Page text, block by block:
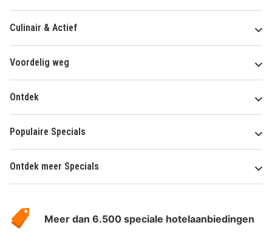
Culinair & Actief
Voordelig weg
Ontdek
Populaire Specials
Ontdek meer Specials
HotelSpecials
Meer dan 6.500 speciale hotelaanbiedingen